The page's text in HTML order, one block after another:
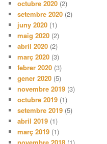
octubre 2020 (2)
setembre 2020 (2)
juny 2020 (1)
maig 2020 (2)
abril 2020 (2)
març 2020 (3)
febrer 2020 (3)
gener 2020 (5)
novembre 2019 (3)
octubre 2019 (1)
setembre 2019 (5)
abril 2019 (1)
març 2019 (1)